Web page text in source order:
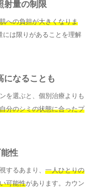
射量の制限
肌への負担が大きくなりま
には限りがあることを理解
になることも
を選ぶと、個別治療よりも
自分のシミの状態に合ったプ
性
するあまり、 一人ひとりの
可能性があります。カウン